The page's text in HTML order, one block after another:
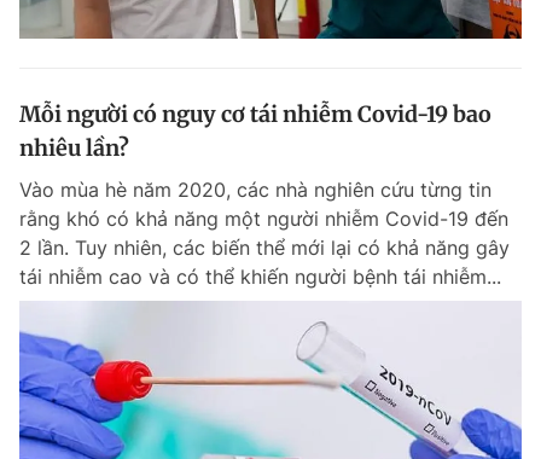
Mỗi người có nguy cơ tái nhiễm Covid-19 bao
nhiêu lần?
Vào mùa hè năm 2020, các nhà nghiên cứu từng tin
rằng khó có khả năng một người nhiễm Covid-19 đến
2 lần. Tuy nhiên, các biến thể mới lại có khả năng gây
tái nhiễm cao và có thể khiến người bệnh tái nhiễm...